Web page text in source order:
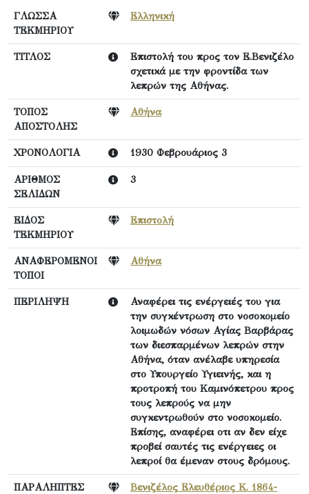
ΓΛΩΣΣΑ
ΤΕΚΜΗΡΙΟΥ
Ελληνική
ΤΙΤΛΟΣ
Επιστολή του προς τον Ε.Βενιζέλο
σχετικά με την φροντίδα των
λεπρών της Αθήνας.
ΤΟΠΟΣ
ΑΠΟΣΤΟΛΗΣ
Αθήνα
ΧΡΟΝΟΛΟΓΙΑ 1930 Φεβρουάριος 3
ΑΡΙΘΜΟΣ
ΣΕΛΙΔΩΝ
3
ΕΙΔΟΣ
ΤΕΚΜΗΡΙΟΥ
Επιστολή
ΑΝΑΦΕΡΟΜΕΝΟΙ
ΤΟΠΟΙ
Αθήνα
ΠΕΡΙΛΗΨΗ
Αναφέρει τις ενέργειές του για
την συγκέντρωση στο νοσοκομείο
λοιμωδών νόσων Αγίας Βαρβάρας
των διεσπαρμένων λεπρών στην
Αθήνα, όταν ανέλαβε υπηρεσία
στο Υπουργείο Υγιεινής, και η
προτροπή του Καμινόπετρου προς
τους λεπρούς να μην
συγκεντρωθούν στο νοσοκομείο.
Επίσης, αναφέρει οτι αν δεν είχε
προβεί σαυτές τις ενέργειες οι
λεπροί θα έμεναν στους δρόμους.
ΠΑΡΑΛΗΠΤΕΣ
Βενιζέλος Ελευθέριος Κ. 1864-